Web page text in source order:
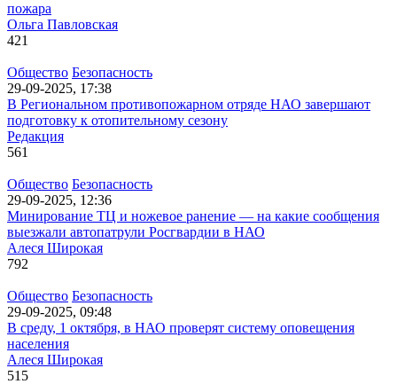
пожара
Ольга Павловская
421
Общество Безопасность
29-09-2025, 17:38
В Региональном противопожарном отряде НАО завершают
подготовку к отопительному сезону
Редакция
561
Общество Безопасность
29-09-2025, 12:36
Минирование ТЦ и ножевое ранение — на какие сообщения
выезжали автопатрули Росгвардии в НАО
Алеся Широкая
792
Общество Безопасность
29-09-2025, 09:48
В среду, 1 октября, в НАО проверят систему оповещения
населения
Алеся Широкая
515